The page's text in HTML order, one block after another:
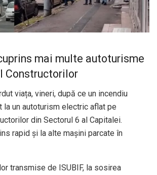
mai multe autoturisme
Constructorilor
viața, vineri, după ce un incendiu
la un autoturism electric aflat pe
din Sectorul 6 al Capitalei.
rapid și la alte mașini parcate în
transmise de ISUBIF, la sosirea